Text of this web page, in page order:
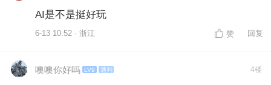
AI是不是挺好玩
6-13 10:52 · 浙江 赞 回复
噢噢你好吗 LV9 通判 4楼